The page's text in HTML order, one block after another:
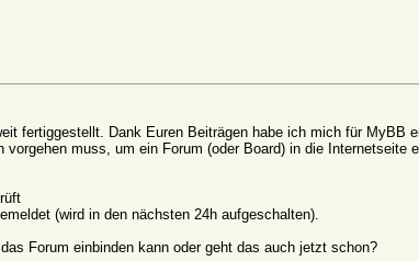
fertiggestellt. Dank Euren Beiträgen habe ich mich für MyBB
muss, um ein Forum (oder Board) in die Internetseite
(wird in den nächsten 24h aufgeschalten).
Forum einbinden kann oder geht das auch jetzt schon?